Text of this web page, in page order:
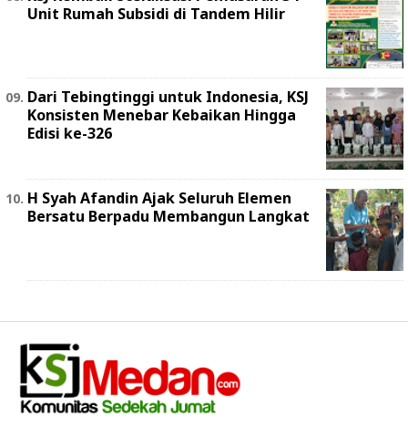
Unit Rumah Subsidi di Tandem Hilir
Dari Tebingtinggi untuk Indonesia, KSJ
Konsisten Menebar Kebaikan Hingga
Edisi ke-326
H Syah Afandin Ajak Seluruh Elemen
Bersatu Berpadu Membangun Langkat